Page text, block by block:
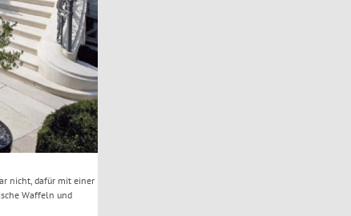
nicht, dafür mit einer
Waffeln und